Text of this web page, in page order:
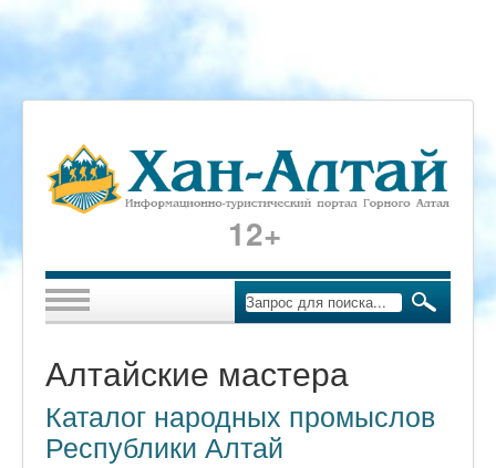
12+
Алтайские мастера
Каталог народных промыслов
Республики Алтай